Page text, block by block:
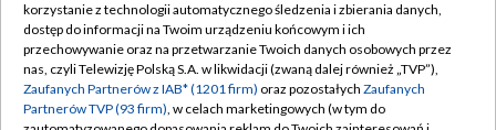
TVP
Abonament TVP
Emisja w TVP
Centrum informacji TVP
Regulamin TVP
Polityka prywatności
korzystanie z technologii automatycznego śledzenia i zbierania danych,
dostęp do informacji na Twoim urządzeniu końcowym i ich
przechowywanie oraz na przetwarzanie Twoich danych osobowych przez
nas, czyli Telewizję Polską S.A. w likwidacji (zwaną dalej również „TVP”),
Zaufanych Partnerów z IAB* (1201 firm) oraz pozostałych Zaufanych
Partnerów TVP (93 firm), w celach marketingowych (w tym do